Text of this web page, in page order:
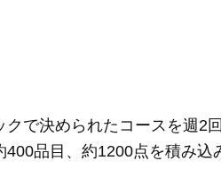
クで決められたコースを週2
品目、約1200点を積み